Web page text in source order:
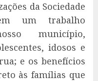
da Sociedade
um trabalho
município,
idosos e
e os benefícios
às famílias que